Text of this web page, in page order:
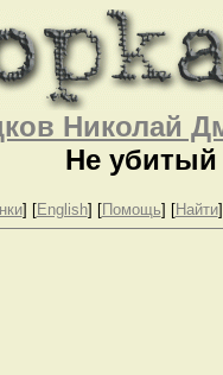
Николай
Не убитый
] [English] [Помощь] [Найти